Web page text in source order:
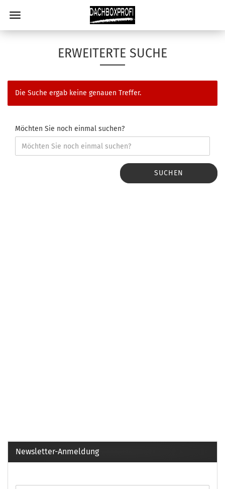
ERWEITERTE SUCHE
Die Suche ergab keine genauen Treffer.
Möchten Sie noch einmal suchen?
SUCHEN
Newsletter-Anmeldung